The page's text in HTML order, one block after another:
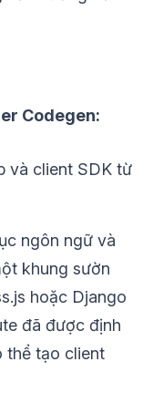
Codegen:
và client SDK từ
ngôn ngữ và
khung sườn
hoặc Django
đã được định
thể tạo client